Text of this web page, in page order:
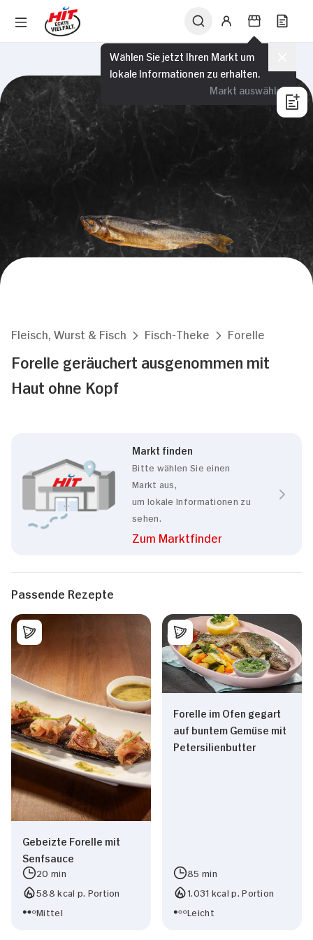
Zustimmung Details
Wählen Sie jetzt Ihren Markt um
lokale Informationen zu erhalten.
Markt auswählen
Fleisch, Wurst & Fisch Fisch-Theke Forelle
Forelle geräuchert ausgenommen mit
Haut ohne Kopf
Markt finden
Bitte wählen Sie einen
Markt aus,
um lokale Informationen zu
sehen.
Zum Marktfinder
Passende Rezepte
Gebeizte Forelle mit
Senfsauce
20 min
588 kcal p. Portion
Mittel
Forelle im Ofen gegart
auf buntem Gemüse mit
Petersilienbutter
85 min
1.031 kcal p. Portion
Leicht